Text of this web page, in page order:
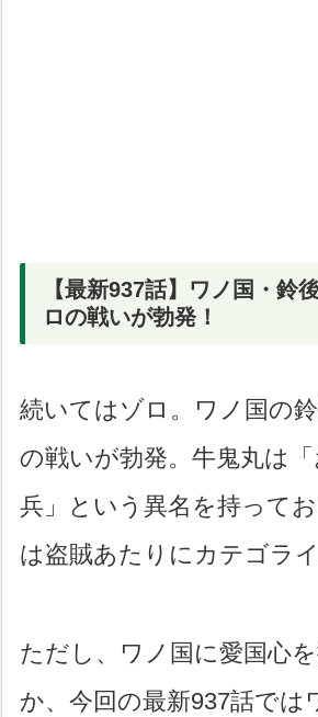
【最新937話】ワノ国・鈴
ロの戦いが勃発！
続いてはゾロ。ワノ国の
の戦いが勃発。牛鬼丸は
兵」という異名を持って
は盗賊あたりにカテゴラ
ただし、ワノ国に愛国心
か、今回の最新937話では